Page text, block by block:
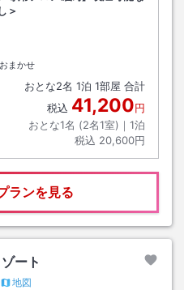
＞
まかせ
おとな2名 1泊 1部屋 合計
税込 41,200円
おとな1名 (2名1室)｜ 1泊
税込 20,600円
ランを見る
ート
地図